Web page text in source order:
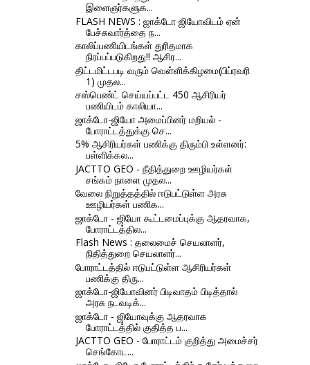
இளைஞர்களுக...
FLASH NEWS : ஜாக்டோ ஜியோவிடம் ஏன்
பேச்சுவார்த்தை ந...
காலிப்பணியிடங்கள் துரிதமாக
நிரப்பப்படுகிறது!! ஆசிர...
திட்டமிட்டபடி வரும் வெள்ளிக்கிழமை(பிப்ரவரி
1) முதல...
சஸ்பெண்ட் செய்யப்பட்ட 450 ஆசிரியர்
பணியிடம் காலியா...
ஜாக்டோ-ஜியோ அமைப்பினர் மறியல் -
போராட்டத்துக்கு செ...
5% ஆசிரியர்கள் பணிக்கு திரும்பி உள்ளனர்:
பள்ளிக்கல...
JACTTO GEO - நீதித்துறை ஊழியர்கள்
சங்கம் நாளை முதல...
வேலை நிறுத்தத்தில் ஈடுபட்டுள்ள அரசு
ஊழியர்கள் பணிக...
ஜாக்டோ - ஜியோ கூட்டமைப்புக்கு ஆதரவாக,
போராட்டத்தில...
Flash News : தலைமைச் செயலாளர்,
நிதித்துறை செயலாளர்...
போராட்டத்தில் ஈடுபட்டுள்ள ஆசிரியர்கள்
பணிக்கு திரு...
ஜாக்டோ-ஜியோவினர் பிடிவாதம் பிடித்தால்
அரசு நடவடிக்...
ஜாக்டோ - ஜியோவுக்கு ஆதரவாக
போராட்டத்தில் குதித்த ப...
JACTTO GEO - போராட்டம் குறித்து அமைச்சர்
செங்கோட...